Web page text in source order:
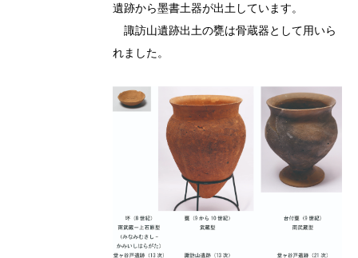
遺跡から墨書土器が出土しています。
諏訪山遺跡出土の甕は骨蔵器として用いら
れました。